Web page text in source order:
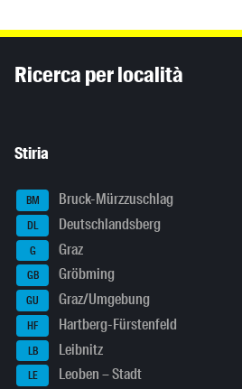
Ricerca per località
Stiria
BM Bruck-Mürzzuschlag
DL Deutschlandsberg
G Graz
GB Gröbming
GU Graz/Umgebung
HF Hartberg-Fürstenfeld
LB Leibnitz
LE Leoben – Stadt